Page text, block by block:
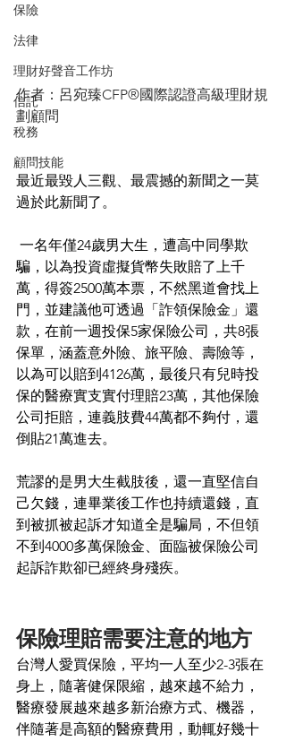
保險
法律
理財好聲音工作坊
信託
稅務
顧問技能
作者：呂宛臻CFP®國際認證高級理財規
劃顧問
最近最毀人三觀、最震撼的新聞之一莫
過於此新聞了。
一名年僅24歲男大生，遭高中同學欺
騙，以為投資虛擬貨幣失敗賠了上千
萬，得簽2500萬本票，不然黑道會找上
門，並建議他可透過「詐領保險金」還
款，在前一週投保5家保險公司，共8張
保單，涵蓋意外險、旅平險、壽險等，
以為可以賠到4126萬，最後只有兒時投
保的醫療實支實付理賠23萬，其他保險
公司拒賠，連義肢費44萬都不夠付，還
倒貼21萬進去。
荒謬的是男大生截肢後，還一直堅信自
己欠錢，連畢業後工作也持續還錢，直
到被抓被起訴才知道全是騙局，不但領
不到4000多萬保險金、面臨被保險公司
起訴詐欺卻已經終身殘疾。
保險理賠需要注意的地方
台灣人愛買保險，平均一人至少2-3張在
身上，隨著健保限縮，越來越不給力，
醫療發展越來越多新治療方式、機器，
伴隨著是高額的醫療費用，動輒好幾十